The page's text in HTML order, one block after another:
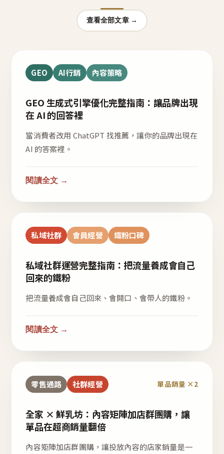
查看全部文章 →
GEO AI行銷 內容策略
GEO 生成式引擎優化完整指南：讓品牌出現
在 AI 的回答裡
當消費者改用 ChatGPT 找推薦，讓你的品牌出現在
AI 的答案裡。
閱讀全文 →
私域社群 會員經營 鐵粉口碑
私域社群運營完整指南：把流量養成會自己
回來的鐵粉
把流量養成會自己回來、會開口、會帶人的鐵粉。
閱讀全文 →
零售通路 社群經營 單品銷量 ×2
全家 × 鮮乳坊：內容矩陣加店群團購，讓
單品在超商銷量翻倍
內容矩陣加店群團購，讓投放內容的店家銷量是一